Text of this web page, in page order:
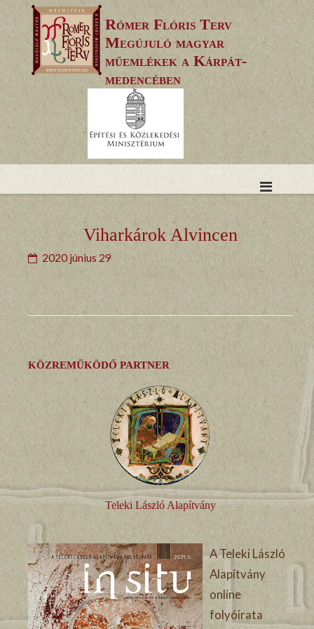
to
content
Rómer Flóris Terv
Megújuló magyar
műemlékek a Kárpát-
medencében
Viharkárok Alvincen
2020 június 29
KÖZREMŰKÖDŐ PARTNER
Teleki László Alapítvány
A Teleki László
Alapítvány
online
folyóirata